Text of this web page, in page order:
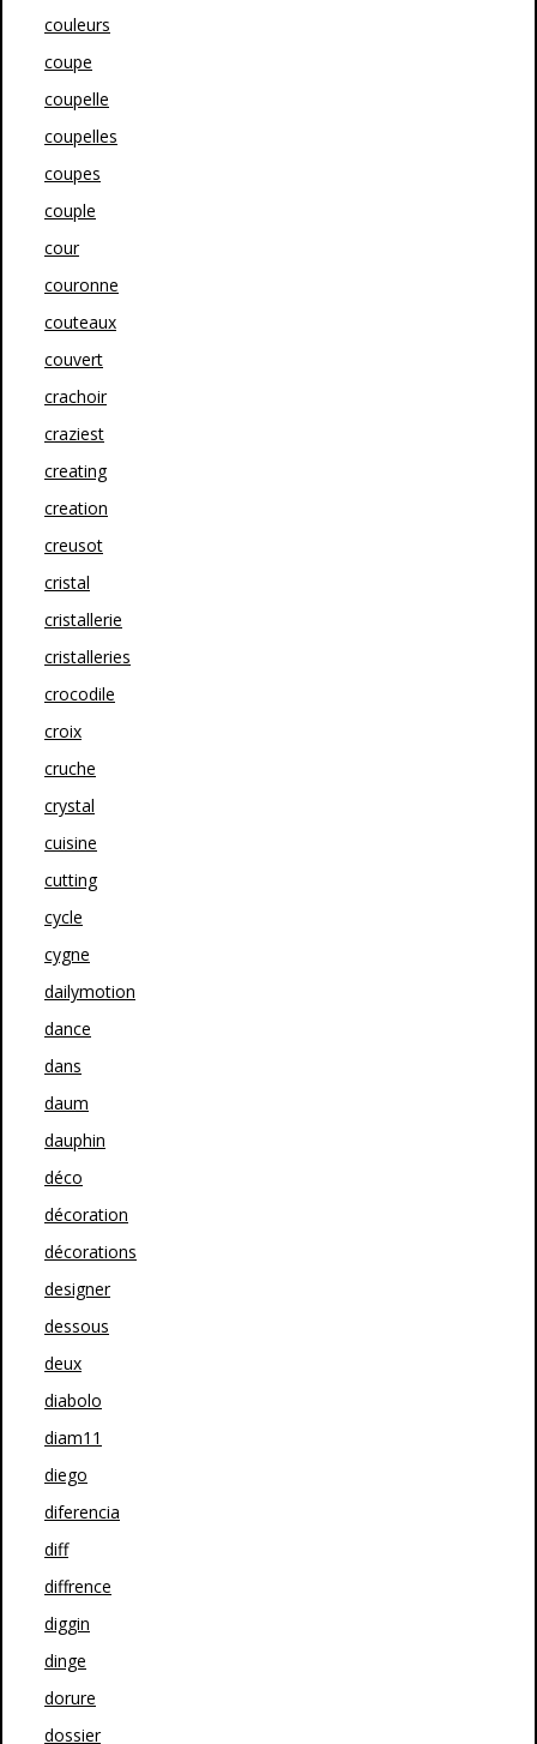
couleurs
coupe
coupelle
coupelles
coupes
couple
cour
couronne
couteaux
couvert
crachoir
craziest
creating
creation
creusot
cristal
cristallerie
cristalleries
crocodile
croix
cruche
crystal
cuisine
cutting
cycle
cygne
dailymotion
dance
dans
daum
dauphin
déco
décoration
décorations
designer
dessous
deux
diabolo
diam11
diego
diferencia
diff
diffrence
diggin
dinge
dorure
dossier